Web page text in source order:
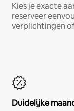
Kies je exacte
reserveer
verplichtingen
Duidelijke